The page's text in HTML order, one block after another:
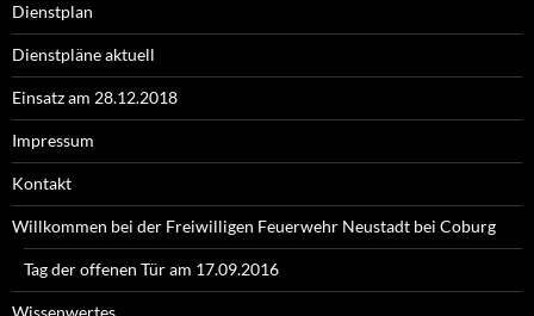
Dienstplan
Dienstpläne aktuell
Einsatz am 28.12.2018
Impressum
Kontakt
Willkommen bei der Freiwilligen Feuerwehr Neustadt bei Coburg
Tag der offenen Tür am 17.09.2016